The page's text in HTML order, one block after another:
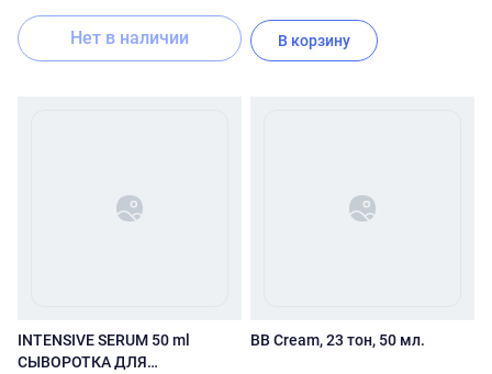
Нет в наличии В корзину
INTENSIVE SERUM 50 ml
СЫВОРОТКА ДЛЯ
BB Cream, 23 тон, 50 мл.